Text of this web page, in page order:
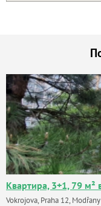
Квартира, 3+1, 79 м²
Vokrojova, Praha 12, Modřany